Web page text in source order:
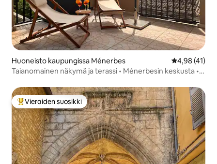
Huoneisto kaupungissa Ménerbes
4,98 (41)
Taianomainen näkymä ja terassi • Ménerbesin keskusta •
Vieraiden suosikkien parhaimmistoa
Vieraiden suosikki